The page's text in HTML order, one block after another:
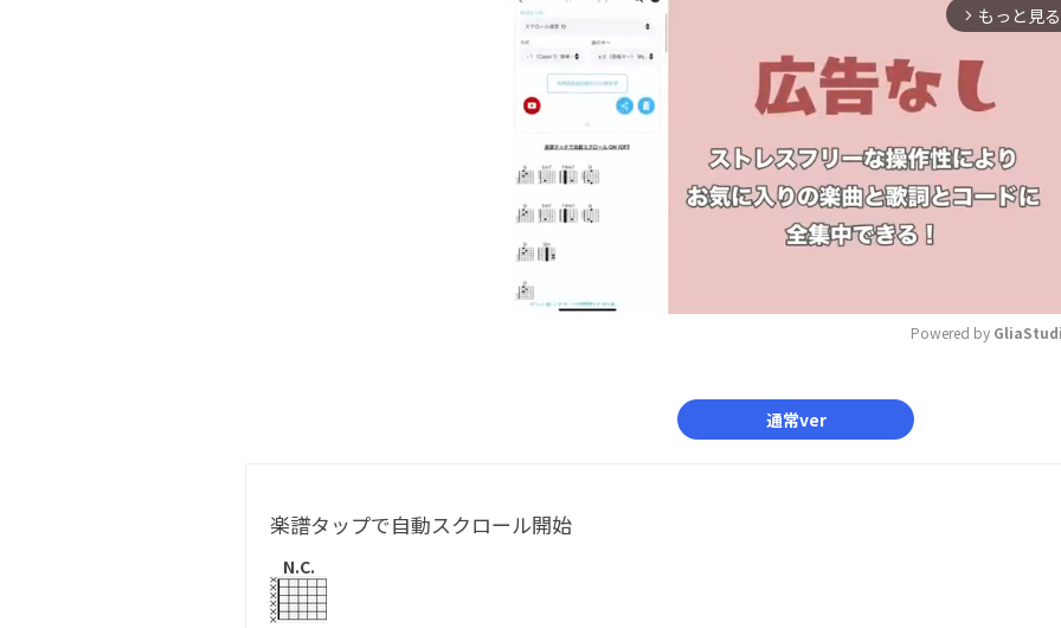
arrow_forward_ios もっと見る
Powered by
通常ver
楽譜タップで自動スクロール開始
N.C.